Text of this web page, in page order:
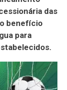
das
benefício
para